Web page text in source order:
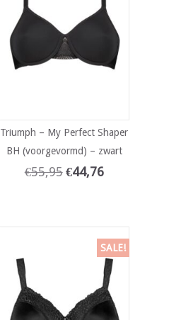
Triumph – My Perfect Shaper
BH (voorgevormd) – zwart
€55,95 €44,76
SALE!